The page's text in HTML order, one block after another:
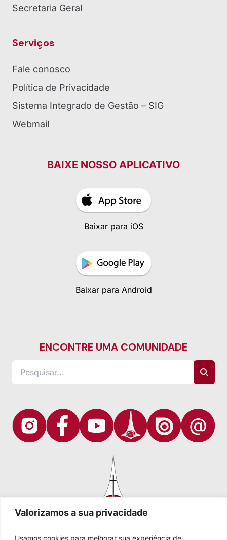
Valorizamos a sua privacidade
Usamos cookies para melhorar sua experiência de
Secretaria Geral
Serviços
Fale conosco
Política de Privacidade
Sistema Integrado de Gestão – SIG
Webmail
BAIXE NOSSO APLICATIVO
Baixar para iOS
Baixar para Android
ENCONTRE UMA COMUNIDADE